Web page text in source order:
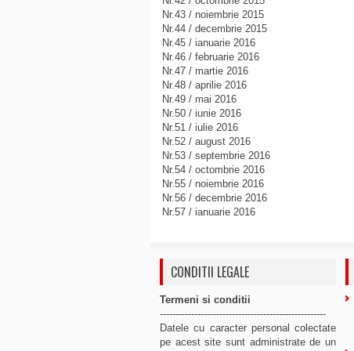
Nr.43 / noiembrie 2015
Nr.44 / decembrie 2015
Nr.45 / ianuarie 2016
Nr.46 / februarie 2016
Nr.47 / martie 2016
Nr.48 / aprilie 2016
Nr.49 / mai 2016
Nr.50 / iunie 2016
Nr.51 / iulie 2016
Nr.52 / august 2016
Nr.53 / septembrie 2016
Nr.54 / octombrie 2016
Nr.55 / noiembrie 2016
Nr.56 / decembrie 2016
Nr.57 / ianuarie 2016
CONDITII LEGALE
Termeni si conditii
-----------------------------------------------------
Datele cu caracter personal colectate
pe acest site sunt administrate de un